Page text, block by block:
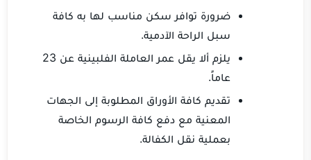
ضرورة توافر سكن مناسب لها به كافة
سبل الراحة الآدمية.
يلزم ألا يقل عمر العاملة الفلبينية عن 23
عاماً.
تقديم كافة الأوراق المطلوبة إلى الجهات
المعنية مع دفع كافة الرسوم الخاصة
بعملية نقل الكفالة.